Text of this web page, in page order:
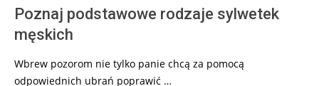
Poznaj podstawowe rodzaje sylwetek
męskich
Wbrew pozorom nie tylko panie chcą za pomocą
odpowiednich ubrań poprawić …